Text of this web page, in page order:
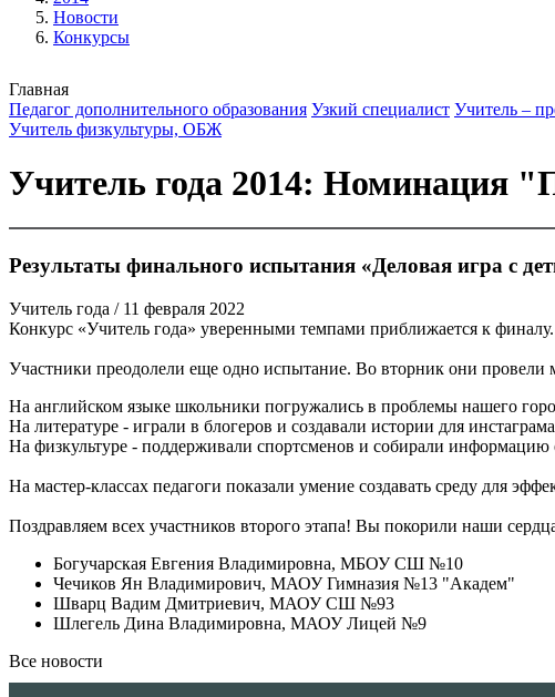
Новости
Конкурсы
Главная
Педагог дополнительного образования Узкий специалист Учитель –
Учитель физкультуры, ОБЖ
Учитель года 2014: Номинация
Результаты финального испытания «Деловая игра с
Учитель года / 11 февраля 2022
Конкурс «Учитель года» уверенными темпами приближается к финалу.
Участники преодолели еще одно испытание. Во вторник они провели
На английском языке школьники погружались в проблемы нашего
На литературе - играли в блогеров и создавали истории для
На физкультуре - поддерживали спортсменов и собирали
На мастер-классах педагоги показали умение создавать среду для
Поздравляем всех участников второго этапа! Вы покорили наши
Богучарская Евгения Владимировна, МБОУ СШ №10
Чечиков Ян Владимирович, МАОУ Гимназия №13 "Академ"
Шварц Вадим Дмитриевич, МАОУ СШ №93
Шлегель Дина Владимировна, МАОУ Лицей №9
Все новости